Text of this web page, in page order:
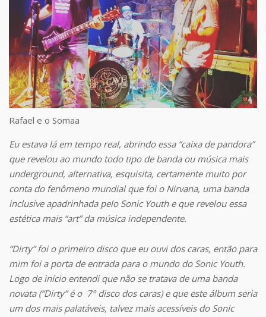
Rafael e o Somaa
Eu estava lá em tempo real, abrindo essa “caixa de pandora”
que revelou ao mundo todo tipo de banda ou música mais
underground, alternativa, esquisita, certamente muito por
conta do fenômeno mundial que foi o Nirvana, uma banda
inclusive apadrinhada pelo Sonic Youth e que revelou essa
estética mais “art” da música independente.
“Dirty” foi o primeiro disco que eu ouvi dos caras, então para
mim foi a porta de entrada para o mundo do Sonic Youth.
Logo de início entendi que não se tratava de uma banda
novata (“Dirty” é o 7º disco dos caras) e que este álbum seria
um dos mais palatáveis, talvez mais acessíveis do Sonic